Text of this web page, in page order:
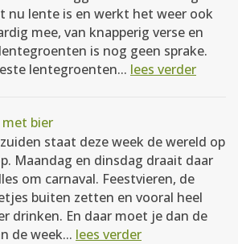
nu lente is en werkt het weer ook
mee, van knapperig verse en
is nog geen sprake.
lentegroenten... lees verder
met bier
staat deze week de wereld op
Maandag en dinsdag draait daar
om carnaval. Feestvieren, de
buiten zetten en vooral heel
drinken. En daar moet je dan de
de week... lees verder